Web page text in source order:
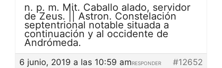
n. p. m. Mit. Caballo alado, servidor
de Zeus. || Astron. Constelación
septentrional notable situada a
continuación y al occidente de
Andrómeda.
6 junio, 2019 a las 10:59 am #12652
RESPONDER